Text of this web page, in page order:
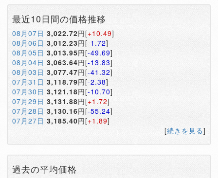
最近10日間の価格推移
08月07日 3,022.72円[+10.49]
08月06日 3,012.23円[-1.72]
08月05日 3,013.95円[-49.69]
08月04日 3,063.64円[-13.83]
08月03日 3,077.47円[-41.32]
07月31日 3,118.79円[-2.38]
07月30日 3,121.18円[-10.70]
07月29日 3,131.88円[+1.72]
07月28日 3,130.16円[-55.24]
07月27日 3,185.40円[+1.89]
[続きを見る]
過去の平均価格